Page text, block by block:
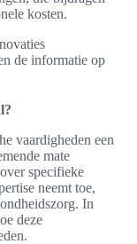
kosten.
de informatie op
vaardigheden een
mate
specifieke
neemt toe,
In
deze